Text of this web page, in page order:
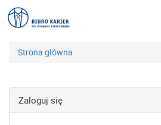
Strona główna
Zaloguj się